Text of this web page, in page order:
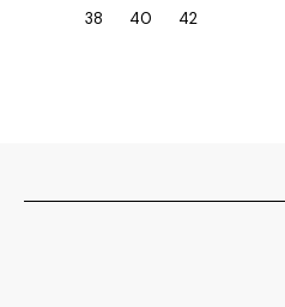
38 40 42